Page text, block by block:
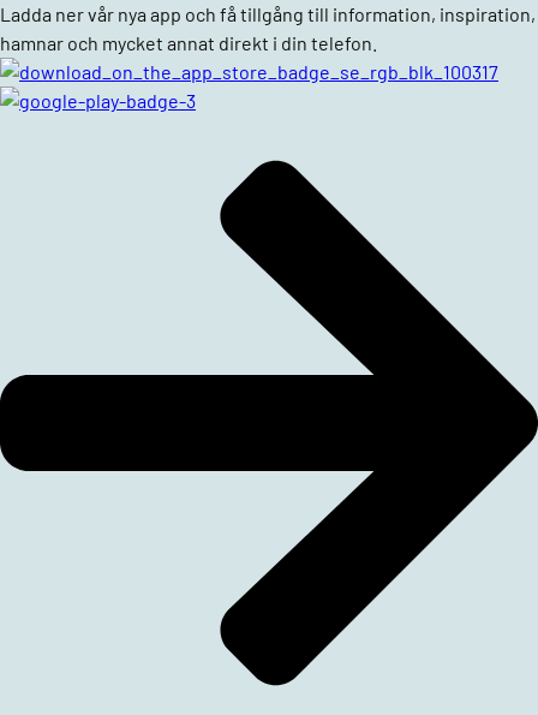
Ladda ner vår nya app och få tillgång till information, inspiration,
hamnar och mycket annat direkt i din telefon.